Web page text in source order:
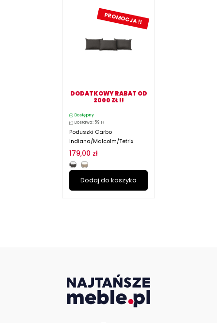
PROMOCJA !!
DODATKOWY RABAT OD
2000 ZŁ !!
Dostępny
Dostawa: 59 zł
Poduszki Carbo
Indiana/Malcolm/Tetrix
179,00 zł
Dodaj do koszyka